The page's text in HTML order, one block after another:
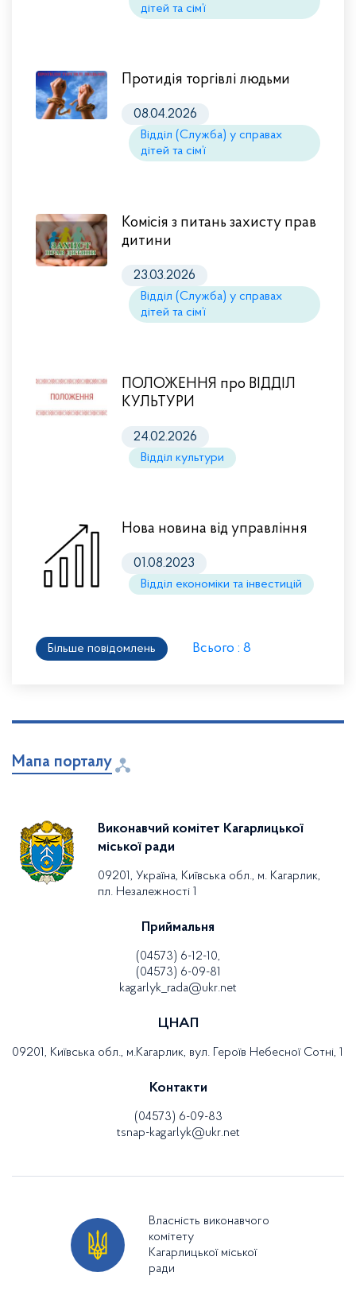
дітей та сім’ї
Протидія торгівлі людьми
08.04.2026
Відділ (Служба) у справах
дітей та сім’ї
Комісія з питань захисту прав
дитини
23.03.2026
Відділ (Служба) у справах
дітей та сім’ї
ПОЛОЖЕННЯ про ВІДДІЛ
КУЛЬТУРИ
24.02.2026
Відділ культури
Нова новина від управління
01.08.2023
Відділ економіки та інвестицій
Більше повідомлень Всього : 8
Мапа порталу
Виконавчий комітет Кагарлицької
міської ради
09201, Україна, Київська обл., м. Кагарлик,
пл. Незалежності 1
Приймальня
(04573) 6-12-10,
(04573) 6-09-81
kagarlyk_rada@ukr.net
ЦНАП
09201, Київська обл., м.Кагарлик, вул. Героїв Небесної Сотні, 1
Контакти
(04573) 6-09-83
tsnap-kagarlyk@ukr.net
Власність виконавчого
комітету
Кагарлицької міської
ради